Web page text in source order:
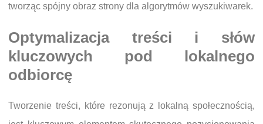
tworząc spójny obraz strony dla algorytmów wyszukiwarek.
Optymalizacja treści i słów
kluczowych pod lokalnego
odbiorcę
Tworzenie treści, które rezonują z lokalną społecznością,